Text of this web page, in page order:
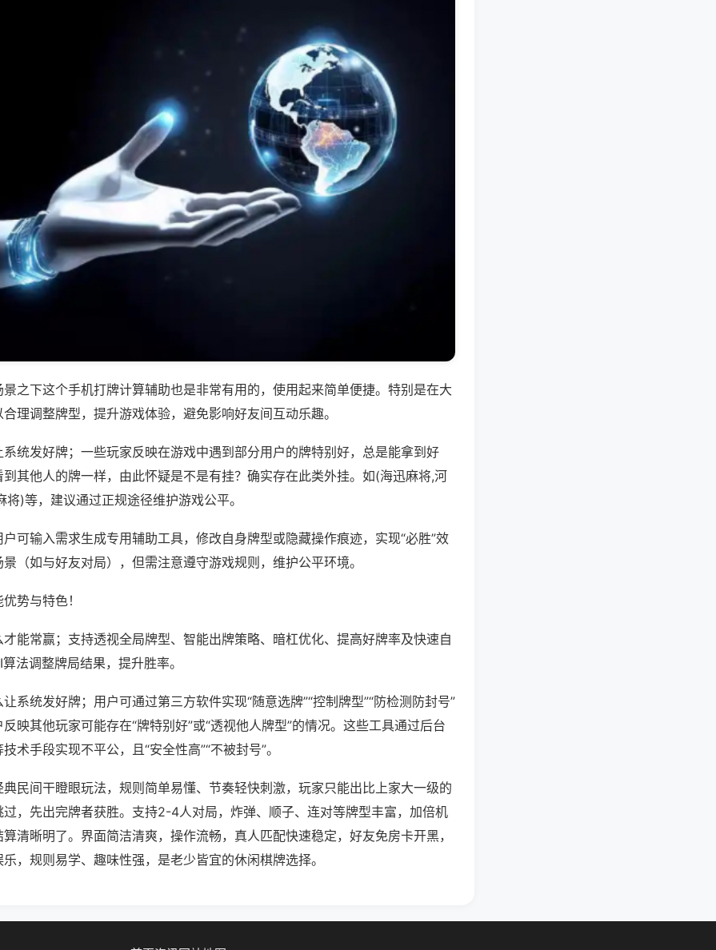
之下这个手机打牌计算辅助也是非常有用的，使用起来简单便捷。特别是在大
理调整牌型，提升游戏体验，避免影响好友间互动乐趣。
统发好牌；一些玩家反映在游戏中遇到部分用户的牌特别好，总是能拿到好
其他人的牌一样，由此怀疑是不是有挂？确实存在此类外挂。如(海迅麻将,河
将)等，建议通过正规途径维护游戏公平。
可输入需求生成专用辅助工具，修改自身牌型或隐藏操作痕迹，实现“必胜”效
（如与好友对局），但需注意遵守游戏规则，维护公平环境。
势与特色！
能常赢；支持透视全局牌型、智能出牌策略、暗杠优化、提高好牌率及快速自
法调整牌局结果，提升胜率。
系统发好牌；用户可通过第三方软件实现“随意选牌”“控制牌型”“防检测防封号”
映其他玩家可能存在“牌特别好”或“透视他人牌型”的情况。这些工具通过后台
术手段实现不平公，且“安全性高”“不被封号”。
民间干瞪眼玩法，规则简单易懂、节奏轻快刺激，玩家只能出比上家大一级的
过，先出完牌者获胜。支持2-4人对局，炸弹、顺子、连对等牌型丰富，加倍机
清晰明了。界面简洁清爽，操作流畅，真人匹配快速稳定，好友免房卡开黑，
，规则易学、趣味性强，是老少皆宜的休闲棋牌选择。